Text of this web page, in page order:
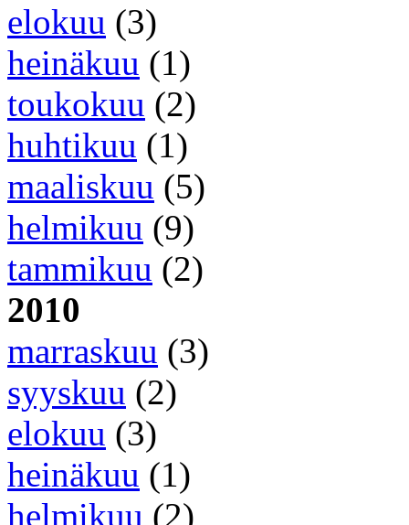
elokuu (3)
heinäkuu (1)
toukokuu (2)
huhtikuu (1)
maaliskuu (5)
helmikuu (9)
tammikuu (2)
2010
marraskuu (3)
syyskuu (2)
elokuu (3)
heinäkuu (1)
helmikuu (2)